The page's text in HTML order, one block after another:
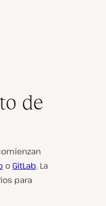
de
o GitLab. La
para